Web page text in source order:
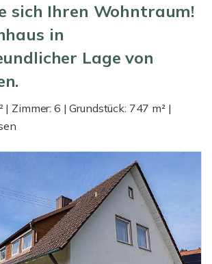
sich Ihren Wohntraum!
in
Lage von
| Zimmer: 6 | Grundstück: 747 m² |